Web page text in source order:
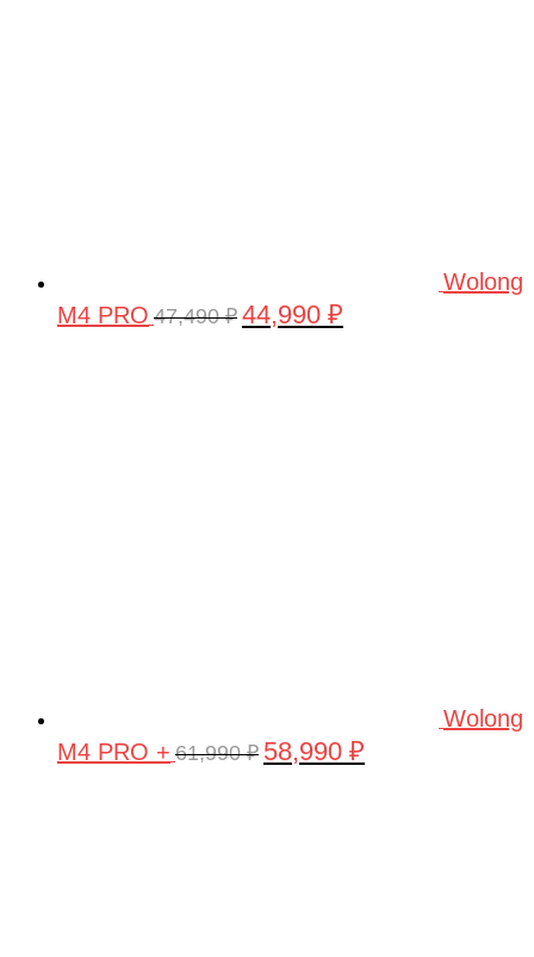
Wolong
M4 PRO 47,490₽ Первоначальная
44,990 ₽
Wolong
M4 PRO + 61,990₽ Первоначальная
58,990 ₽